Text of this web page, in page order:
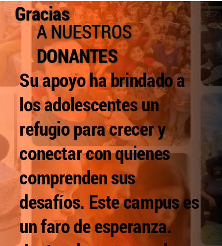
Gracias
A NUESTROS
DONANTES
Su apoyo ha brindado a
los adolescentes un
refugio para crecer y
conectar con quienes
comprenden sus
desafíos. Este campus es
un faro de esperanza.